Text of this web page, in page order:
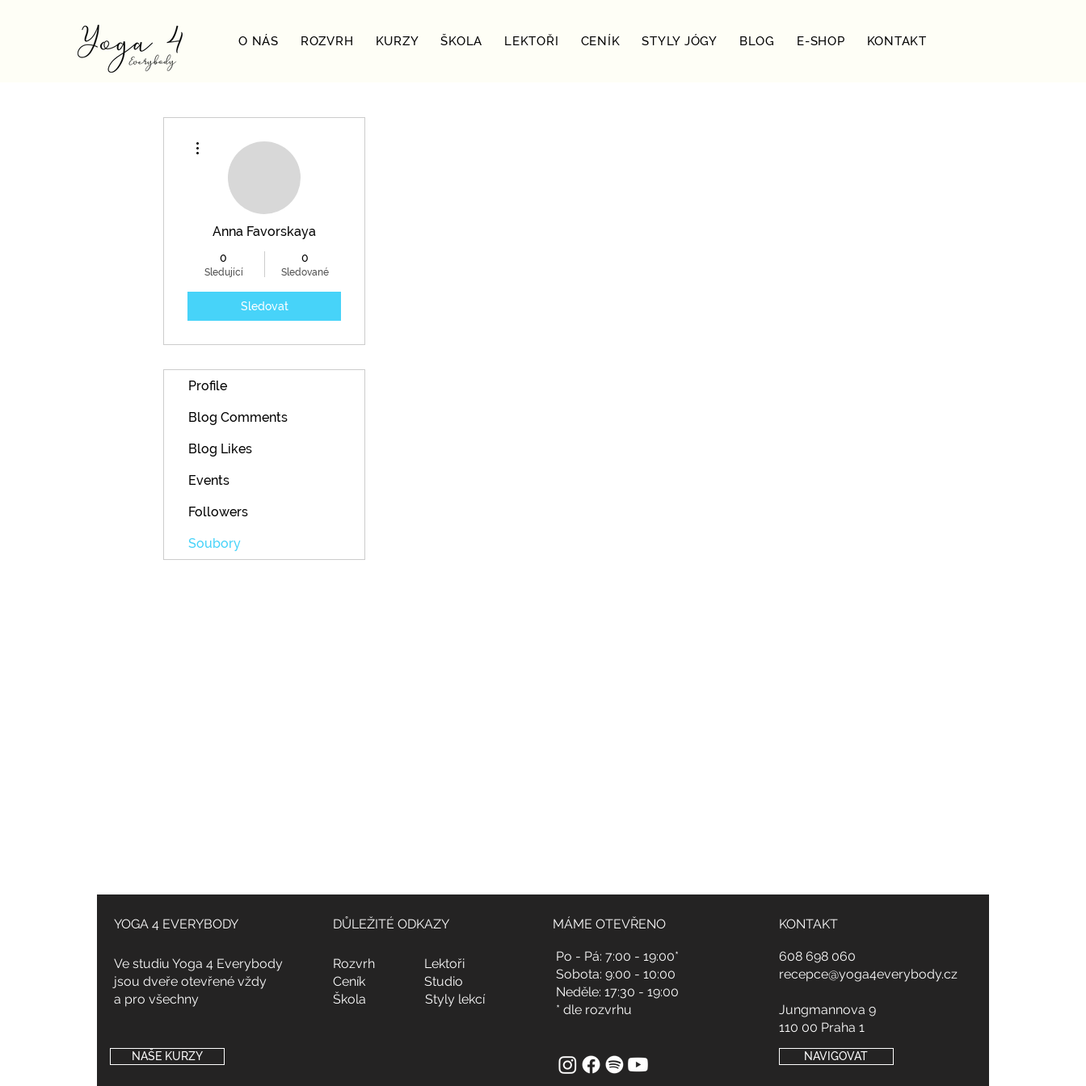
O NÁS ROZVRH KURZY ŠKOLA LEKTOŘI CENÍK STYLY JÓGY BLOG E-SHOP KONTAKT
Anna Favorskaya
0
Sledující
0
Sledované
Sledovat
Profile
Blog Comments
Blog Likes
Events
Followers
Soubory
YOGA 4 EVERYBODY
Ve studiu Yoga 4 Everybody
jsou dveře otevřené vždy
a pro všechny
NAŠE KURZY
DŮLEŽITÉ ODKAZY
Rozvrh
Ceník
Lektoři
Studio
Škola
Styly lekcí
MÁME OTEVŘENO
Po - Pá: 7:00 - 19:00*
Sobota: 9:00 - 10:00
Neděle: 17:30 - 19:00
* dle rozvrhu
KONTAKT
608 698 060
recepce@yoga4everybody.cz
Jungmannova 9
110 00 Praha 1
NAVIGOVAT